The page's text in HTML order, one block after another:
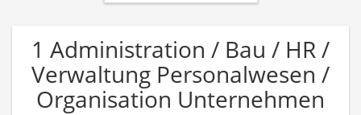
1 Administration / Bau / HR /
Verwaltung Personalwesen /
Organisation Unternehmen